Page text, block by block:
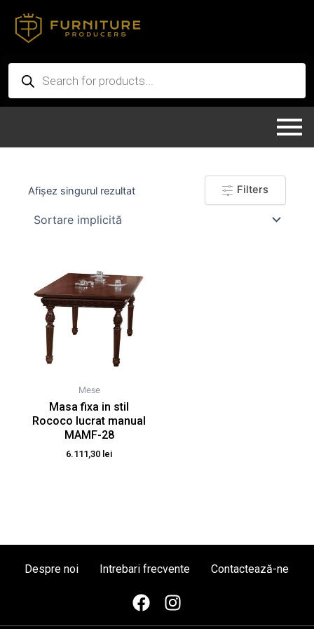
content
Products
search
Filters
Afișez singurul rezultat
Mese
Masa fixa in stil
Rococo lucrat manual
MAMF-28
6.111,30 lei
Despre noi Intrebari frecvente Contactează-ne
F
I